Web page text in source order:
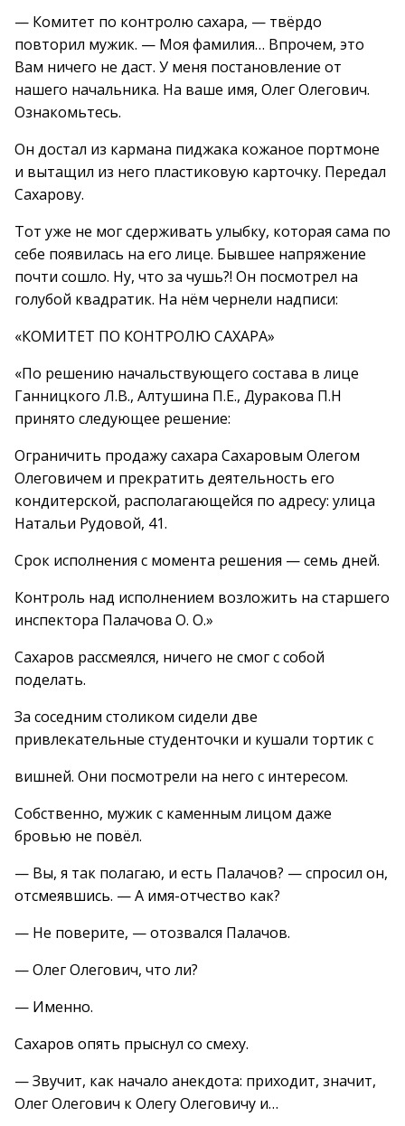
— Комитет по контролю сахара, — твёрдо
повторил мужик. — Моя фамилия… Впрочем, это
Вам ничего не даст. У меня постановление от
нашего начальника. На ваше имя, Олег Олегович.
Ознакомьтесь.
Он достал из кармана пиджака кожаное портмоне
и вытащил из него пластиковую карточку. Передал
Сахарову.
Тот уже не мог сдерживать улыбку, которая сама по
себе появилась на его лице. Бывшее напряжение
почти сошло. Ну, что за чушь?! Он посмотрел на
голубой квадратик. На нём чернели надписи:
«КОМИТЕТ ПО КОНТРОЛЮ САХАРА»
«По решению начальствующего состава в лице
Ганницкого Л.В., Алтушина П.Е., Дуракова П.Н
принято следующее решение:
Ограничить продажу сахара Сахаровым Олегом
Олеговичем и прекратить деятельность его
кондитерской, располагающейся по адресу: улица
Натальи Рудовой, 41.
Срок исполнения с момента решения — семь дней.
Контроль над исполнением возложить на старшего
инспектора Палачова О. О.»
Сахаров рассмеялся, ничего не смог с собой
поделать.
За соседним столиком сидели две
привлекательные студенточки и кушали тортик с
вишней. Они посмотрели на него с интересом.
Собственно, мужик с каменным лицом даже
бровью не повёл.
— Вы, я так полагаю, и есть Палачов? — спросил он,
отсмеявшись. — А имя-отчество как?
— Не поверите, — отозвался Палачов.
— Олег Олегович, что ли?
— Именно.
Сахаров опять прыснул со смеху.
— Звучит, как начало анекдота: приходит, значит,
Олег Олегович к Олегу Олеговичу и…